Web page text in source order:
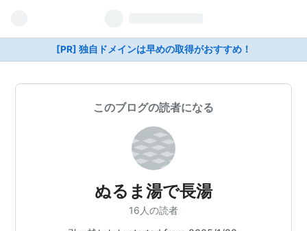
[PR] 独自ドメインは早めの取得がおすすめ！
このブログの読者になる
ぬるま湯で長湯
16人の読者